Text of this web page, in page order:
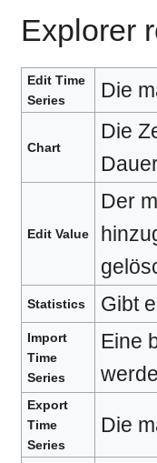
Explorer
Edit Time
Series
Die
Chart
Die
Edit Value
Der
Statistics Gibt
Import
Time
Series
Eine
Export
Time
Series
Die